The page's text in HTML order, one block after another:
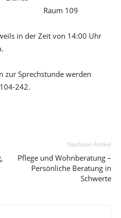
109
in der Zeit von 14:00 Uhr
zur Sprechstunde werden
242.
Nächster Artikel
Pflege und Wohnberatung –
Persönliche Beratung in
Schwerte